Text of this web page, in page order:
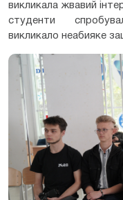
викликала жвавий
студенти
викликало неабияке